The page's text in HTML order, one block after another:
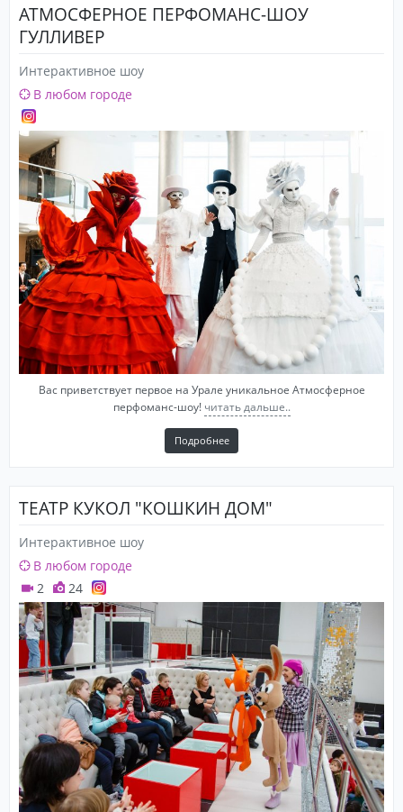
АТМОСФЕРНОЕ ПЕРФОМАНС-ШОУ
ГУЛЛИВЕР
Интерактивное шоу
В любом городе
Вас приветствует первое на Урале уникальное Атмосферное
перфоманс-шоу! читать дальше..
Подробнее
ТЕАТР КУКОЛ "КОШКИН ДОМ"
Интерактивное шоу
В любом городе
2
24